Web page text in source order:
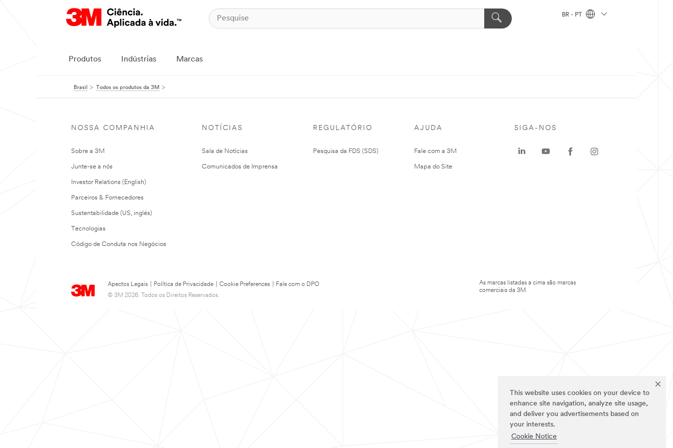
This website uses cookies on your device to
enhance site navigation, analyze site usage,
and deliver you advertisements based on
your interests.
Cookie Notice
BR - PT
Produtos Indústrias Marcas
Brasil Todos os produtos da 3M
NOSSA COMPANHIA
Sobre a 3M
Junte-se a nós
Investor Relations (English)
Parceiros & Fornecedores
Sustentabilidade (US, inglés)
Tecnologias
Código de Conduta nos Negócios
NOTÍCIAS
Sala de Notícias
Comunicados de Imprensa
REGULATÓRIO
Pesquisa da FDS (SDS)
AJUDA
Fale com a 3M
Mapa do Site
Apectos Legais Política de Privacidade Cookie Preferences
Fale com o DPO
© 3M 2026. Todos os Direitos Reservados.
SIGA-NOS
As marcas listadas a cima são marcas
comerciais da 3M.